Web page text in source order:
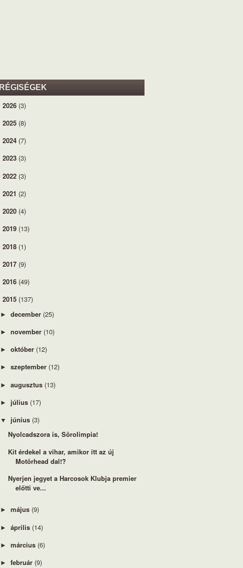
RÉGISÉGEK
2026 (3)
2025 (8)
2024 (7)
2023 (3)
2022 (3)
2021 (2)
2020 (4)
2019 (13)
2018 (1)
2017 (9)
2016 (49)
2015 (137)
► december (25)
► november (10)
► október (12)
► szeptember (12)
► augusztus (13)
► július (17)
▼ június (3)
Nyolcadszora is, Sörolimpia!
Kit érdekel a vihar, amikor itt az új
Motörhead dal!?
Nyerjen jegyet a Harcosok Klubja premier
előtti ve...
► május (9)
► április (14)
► március (6)
► február (9)